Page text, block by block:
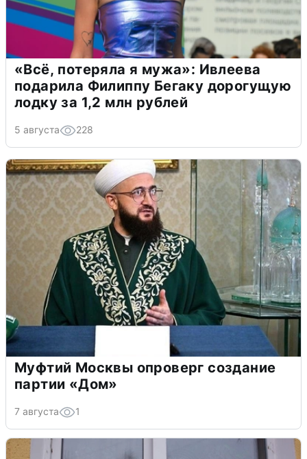
«Всё, потеряла я мужа»: Ивлеева
подарила Филиппу Бегаку дорогущую
лодку за 1,2 млн рублей
5 августа 228
Муфтий Москвы опроверг создание
партии «Дом»
7 августа 1